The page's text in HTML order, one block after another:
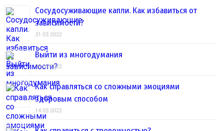
Сосудосуживающие капли. Как избавиться от
зависимости?
31.03.2022
Выйти из многодумания
28.03.2022
Как справляться со сложными эмоциями
здоровым способом
14.03.2022